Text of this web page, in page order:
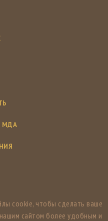
МДА
cookie, чтобы сделать ваше
сайтом более удобным и